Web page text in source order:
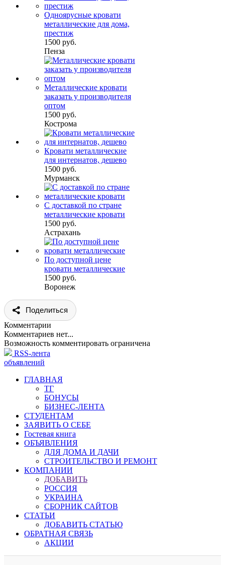
Одноярусные кровати
металлические для дома,
престиж
1500 руб.
Пенза
Металлические кровати
заказать у производителя
оптом
1500 руб.
Кострома
Кровати металлические
для интернатов, дешево
1500 руб.
Мурманск
С доставкой по стране
металлические кровати
1500 руб.
Астрахань
По доступной цене
кровати металлические
1500 руб.
Воронеж
Поделиться
Комментарии
Комментариев нет...
Возможность комментировать ограничена
RSS-лента
объявлений
ГЛАВНАЯ
ТГ
БОНУСЫ
БИЗНЕС-ЛЕНТА
СТУДЕНТАМ
ЗАЯВИТЬ О СЕБЕ
Гостевая книга
ОБЪЯВЛЕНИЯ
ДЛЯ ДОМА И ДАЧИ
СТРОИТЕЛЬСТВО И РЕМОНТ
КОМПАНИИ
ДОБАВИТЬ
РОССИЯ
УКРАИНА
СБОРНИК САЙТОВ
СТАТЬИ
ДОБАВИТЬ СТАТЬЮ
ОБРАТНАЯ СВЯЗЬ
АКЦИИ